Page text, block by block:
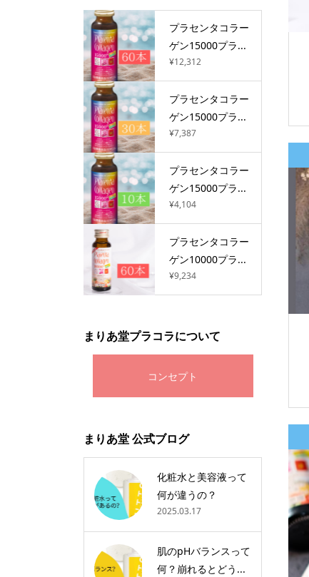
プラセンタコラー
ゲン15000プラ...
¥12,312
プラセンタコラー
ゲン15000プラ...
¥7,387
プラセンタコラー
ゲン15000プラ...
¥4,104
プラセンタコラー
ゲン10000プラ...
¥9,234
まりあ堂プラコラについて
コンセプト
まりあ堂 公式ブログ
化粧水と美容液って
何が違うの？
2025.03.17
肌のpHバランスって
何？崩れるとどう...